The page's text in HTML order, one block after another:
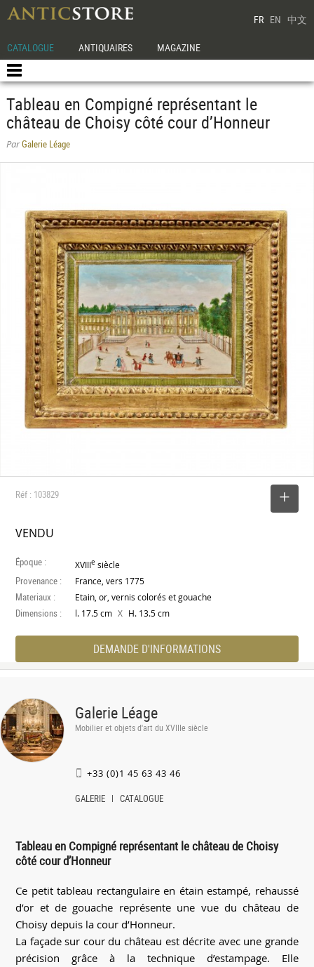
FR EN 中文
CATALOGUE ANTIQUAIRES MAGAZINE
Tableau en Compigné représentant le
château de Choisy côté cour d’Honneur
ParGalerie Léage
Réf : 103829
VENDU
Époque : XVIIIe siècle
Provenance : France, vers 1775
Materiaux : Etain, or, vernis colorés et gouache
Dimensions : l. 17.5 cm X H. 13.5 cm
DEMANDE D'INFORMATIONS
Galerie Léage
Mobilier et objets d'art du XVIIIe siècle
+33 (0)1 45 63 43 46
GALERIE CATALOGUE
Tableau en Compigné représentant le château de Choisy
côté cour d’Honneur
Ce petit tableau rectangulaire en étain estampé, rehaussé
d’or et de gouache représente une vue du château de
Choisy depuis la cour d’Honneur.
La façade sur cour du château est décrite avec une grande
précision grâce à la technique d’estampage. Elle